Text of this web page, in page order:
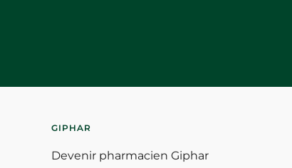
GIPHAR
Devenir pharmacien Giphar